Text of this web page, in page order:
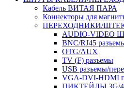
Кабель ВИТАЯ ПАРА
Коннекторы для
ПЕРЕХОДНИКИ/
AUDIO-VIDEO
BNC/RJ45
OTG/AUX
TV (F) разъемы
USB разъемы/
VGA-DVI-HDMI
ПИКТЕЙЛЫ 3G/